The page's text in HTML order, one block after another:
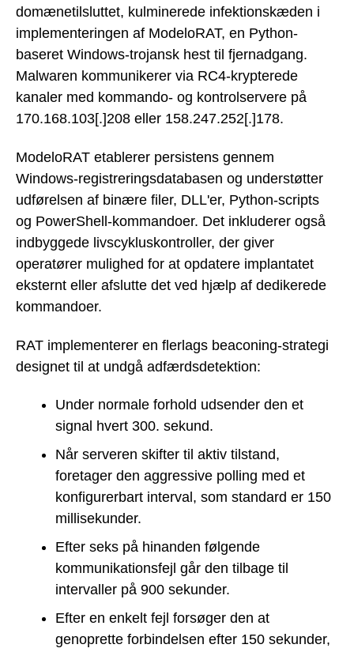
domænetilsluttet, kulminerede infektionskæden i
implementeringen af ModeloRAT, en Python-
baseret Windows-trojansk hest til fjernadgang.
Malwaren kommunikerer via RC4-krypterede
kanaler med kommando- og kontrolservere på
170.168.103[.]208 eller 158.247.252[.]178.
ModeloRAT etablerer persistens gennem
Windows-registreringsdatabasen og understøtter
udførelsen af binære filer, DLL'er, Python-scripts
og PowerShell-kommandoer. Det inkluderer også
indbyggede livscykluskontroller, der giver
operatører mulighed for at opdatere implantatet
eksternt eller afslutte det ved hjælp af dedikerede
kommandoer.
RAT implementerer en flerlags beaconing-strategi
designet til at undgå adfærdsdetektion:
Under normale forhold udsender den et
signal hvert 300. sekund.
Når serveren skifter til aktiv tilstand,
foretager den aggressive polling med et
konfigurerbart interval, som standard er 150
millisekunder.
Efter seks på hinanden følgende
kommunikationsfejl går den tilbage til
intervaller på 900 sekunder.
Efter en enkelt fejl forsøger den at
genoprette forbindelsen efter 150 sekunder,